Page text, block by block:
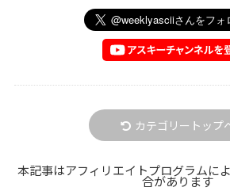
カテゴリートップ
本記事はアフィリエイトプログラムに
合があります